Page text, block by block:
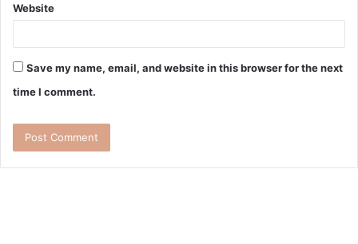
Website
Save my name, email, and website in this browser for the next
time I comment.